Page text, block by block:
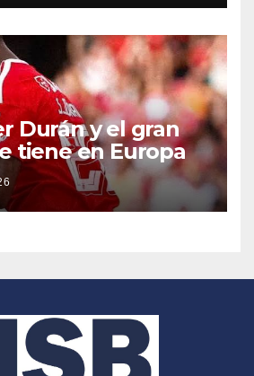
Durán y el gran
tiene en Europa